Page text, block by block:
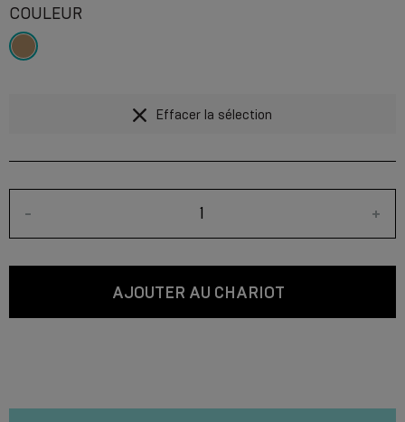
COULEUR
Effacer la sélection
- +
AJOUTER AU CHARIOT